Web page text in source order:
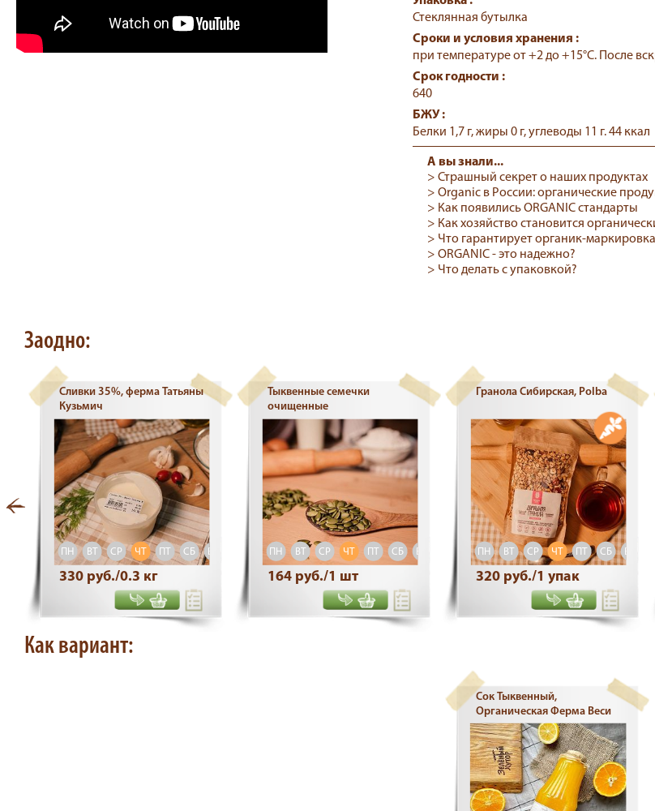
Стеклянная бутылка
Сроки и условия хранения :
при температуре от +2 до +15°С. После
Срок годности :
640
БЖУ :
Белки 1,7 г, жиры 0 г, углеводы 11 г. 44 ккал
А вы знали...
> Страшный секрет о наших продуктах
> Organic в России: органические
> Как появились ORGANIC стандарты
> Как хозяйство становится
> Что гарантирует органик-маркировка
> ORGANIC - это надежно?
> Что делать с упаковкой?
Заодно:
Сливки 35%, ферма Татьяны
Кузьмич
ПН ВТ СР ЧТ ПТ СБ ВС
330 руб./0.3 кг
Тыквенные семечки
очищенные
ПН ВТ СР ЧТ ПТ СБ ВС
164 руб./1 шт
Гранола Сибирская, Polba
ПН ВТ СР ЧТ ПТ СБ ВС
320 руб./1 упак
Как вариант:
Сок Тыквенный,
Органическая Ферма Веси